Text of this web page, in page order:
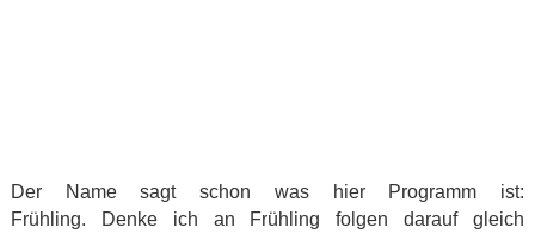
Der Name sagt schon was hier Programm ist:
Frühling. Denke ich an Frühling folgen darauf gleich